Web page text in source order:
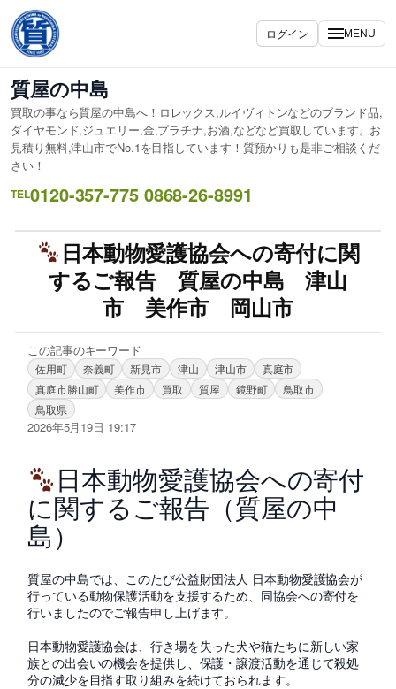
ログイン MENU
質屋の中島
買取の事なら質屋の中島へ！ロレックス,ルイヴィトンなどのブランド品,
ダイヤモンド,ジュエリー,金,プラチナ,お酒,などなど買取しています。お
見積り無料,津山市でNo.1を目指しています！質預かりも是非ご相談くだ
さい！
TEL0120-357-775 0868-26-8991
日本動物愛護協会への寄付に関
するご報告 質屋の中島 津山
市 美作市 岡山市
この記事のキーワード
佐用町 奈義町 新見市 津山 津山市
真庭市
真庭市勝山町
美作市 買取 質屋 鏡野町
鳥取市
鳥取県
2026年5月19日 19:17
日本動物愛護協会への寄付
に関するご報告（質屋の中
島）
質屋の中島では、このたび公益財団法人 日本動物愛護協会が
行っている動物保護活動を支援するため、同協会への寄付を
行いましたのでご報告申し上げます。
日本動物愛護協会は、行き場を失った犬や猫たちに新しい家
族との出会いの機会を提供し、保護・譲渡活動を通じて殺処
分の減少を目指す取り組みを続けておられます。